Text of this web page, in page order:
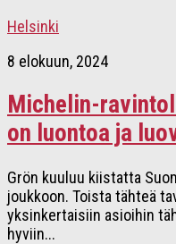
Helsinki
8 elokuun, 2024
Michelin-
on luontoa ja
Grön kuuluu kiistatta
joukkoon. Toista tähteä
yksinkertaisiin asioihin
hyviin...